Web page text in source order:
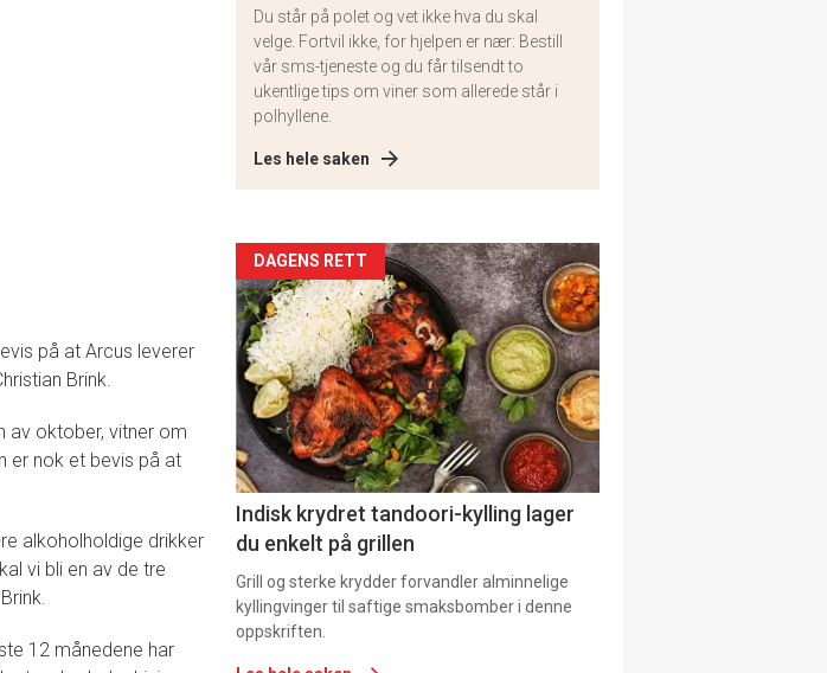
på at Arcus leverer
Brink.
av oktober, vitner om
er nok et bevis på at
alkoholholdige drikker
vi bli en av de tre
12 månedene har
Du står på polet og vet ikke hva du skal
velge. Fortvil ikke, for hjelpen er nær: Bestill
vår sms-tjeneste og du får tilsendt to
ukentlige tips om viner som allerede står i
polhyllene.
Les hele saken
Artikler
detail
-
section
11
DAGENS RETT
Indisk krydret tandoori-kylling lager
du enkelt på grillen
Grill og sterke krydder forvandler alminnelige
kyllingvinger til saftige smaksbomber i denne
oppskriften.